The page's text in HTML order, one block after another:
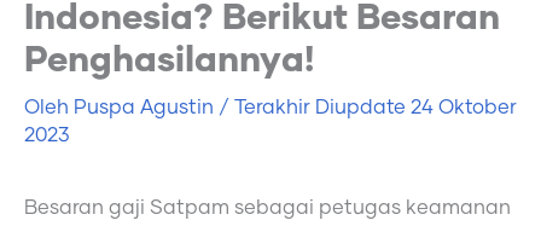
Indonesia? Berikut Besaran
Penghasilannya!
Oleh Puspa Agustin / Terakhir Diupdate 24 Oktober
2023
Besaran gaji Satpam sebagai petugas keamanan